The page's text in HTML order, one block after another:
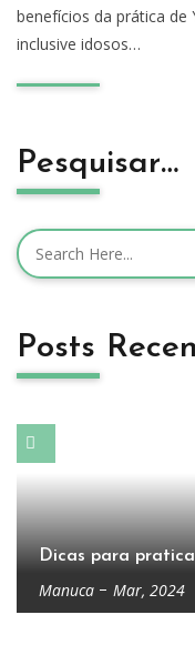
benefícios da prática
inclusive idosos…
Pesquisar…
Posts
Dicas para
Manuca Mar, 2024